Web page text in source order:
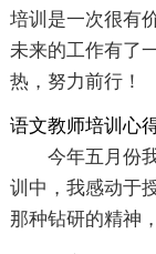
培训是一次很有
未来的工作有了
热，努力前行！
语文教师培训心
今年五月份
训中，我感动于
那种钻研的精神